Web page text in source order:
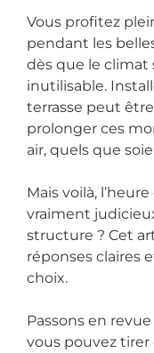
Vous profitez
pendant les
dès que le climat
inutilisable.
terrasse peut
prolonger ces
air, quels que
Mais voilà,
vraiment
structure ? Cet
réponses claires
choix.
Passons en
vous pouvez tirer